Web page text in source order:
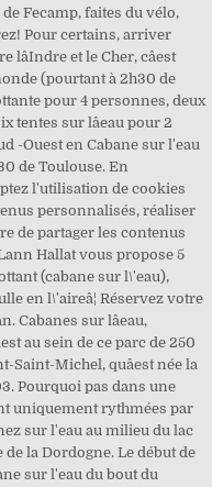
Fecamp, faites du vélo,
Pour certains, arriver
et le Cher, câest
(pourtant à 2h30 de
pour 4 personnes, deux
sur lâeau pour 2
-Ouest en Cabane sur l'eau
de Toulouse. En
l'utilisation de cookies
personnalisés, réaliser
de partager les contenus
Hallat vous propose 5
(cabane sur l\'eau),
en l\'aireâ¦ Réservez votre
sur lâeau,
au sein de ce parc de 250
Michel, quâest née la
Pourquoi pas dans une
uniquement rythmées par
sur l'eau au milieu du lac
la Dordogne. Le début de
sur l'eau du bout du